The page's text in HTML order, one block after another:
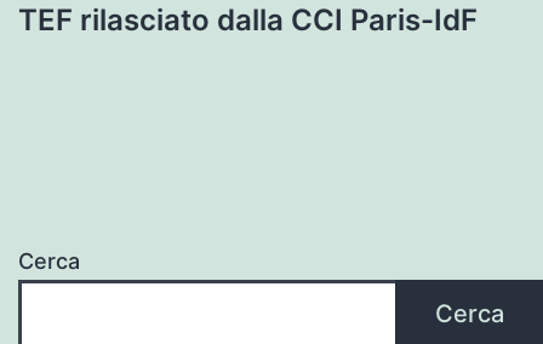
TEF rilasciato dalla CCI Paris-IdF
Cerca
Cerca